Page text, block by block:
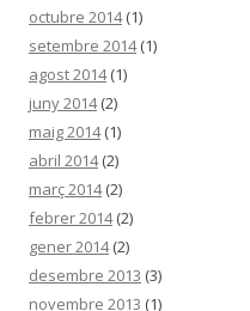
octubre 2014(1)
setembre 2014(1)
agost 2014(1)
juny 2014(2)
maig 2014(1)
abril 2014(2)
març 2014(2)
febrer 2014(2)
gener 2014(2)
desembre 2013 (3)
novembre 2013 (1)